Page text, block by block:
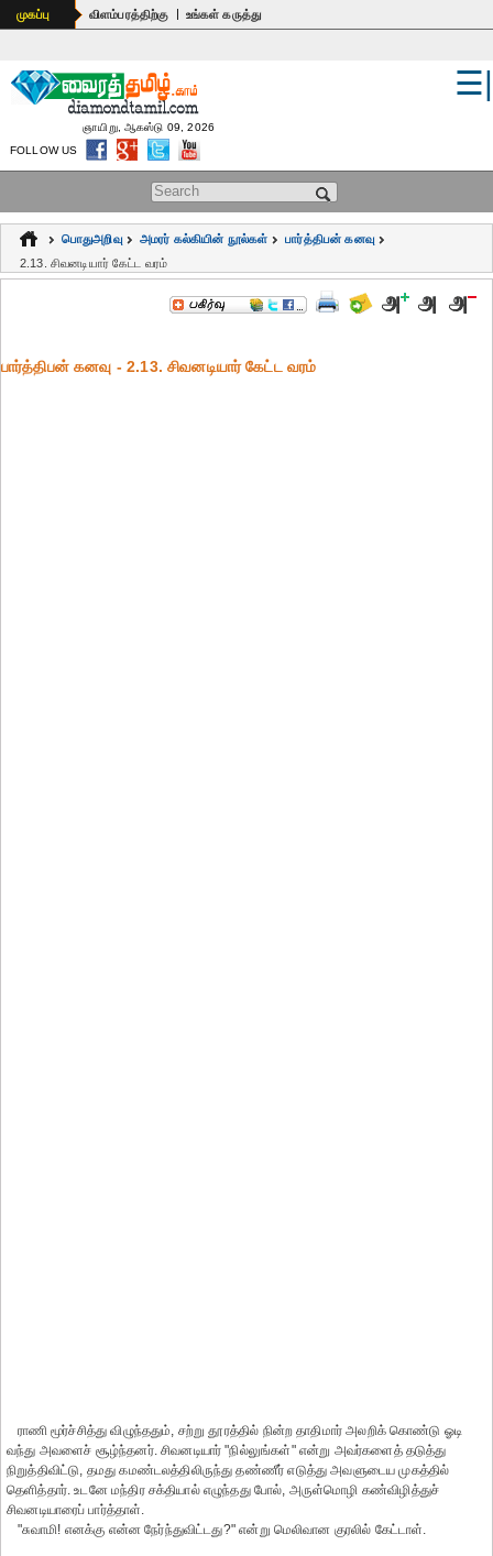
உலகம்
பொதுஅறிவு
கல்வி
ஆன்மிகம்
முகப்பு விளம்பரத்திற்கு | உங்கள் கருத்து
Search form
☰|
ஞாயிறு, ஆகஸ்டு 09, 2026
FOLLOW US
பொதுஅறிவு அமரர் கல்கியின் நூல்கள்
பார்த்திபன் கனவு
2.13. சிவனடியார் கேட்ட வரம்
பார்த்திபன் கனவு - 2.13. சிவனடியார் கேட்ட வரம்
ராணி மூர்ச்சித்து விழுந்ததும், சற்று தூரத்தில் நின்ற தாதிமார் அலறிக் கொண்டு ஓடி
வந்து அவளைச் சூழ்ந்தனர். சிவனடியார் "நில்லுங்கள்" என்று அவர்களைத் தடுத்து
நிறுத்திவிட்டு, தமது கமண்டலத்திலிருந்து தண்ணீர் எடுத்து அவளுடைய முகத்தில்
தெளித்தார். உடனே மந்திர சக்தியால் எழுந்தது போல், அருள்மொழி கண்விழித்துச்
சிவனடியாரைப் பார்த்தாள்.
"சுவாமி! எனக்கு என்ன நேர்ந்துவிட்டது?" என்று மெலிவான குரலில் கேட்டாள்.